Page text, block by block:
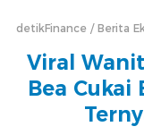
detikFinance Berita
Viral
Bea Cukai